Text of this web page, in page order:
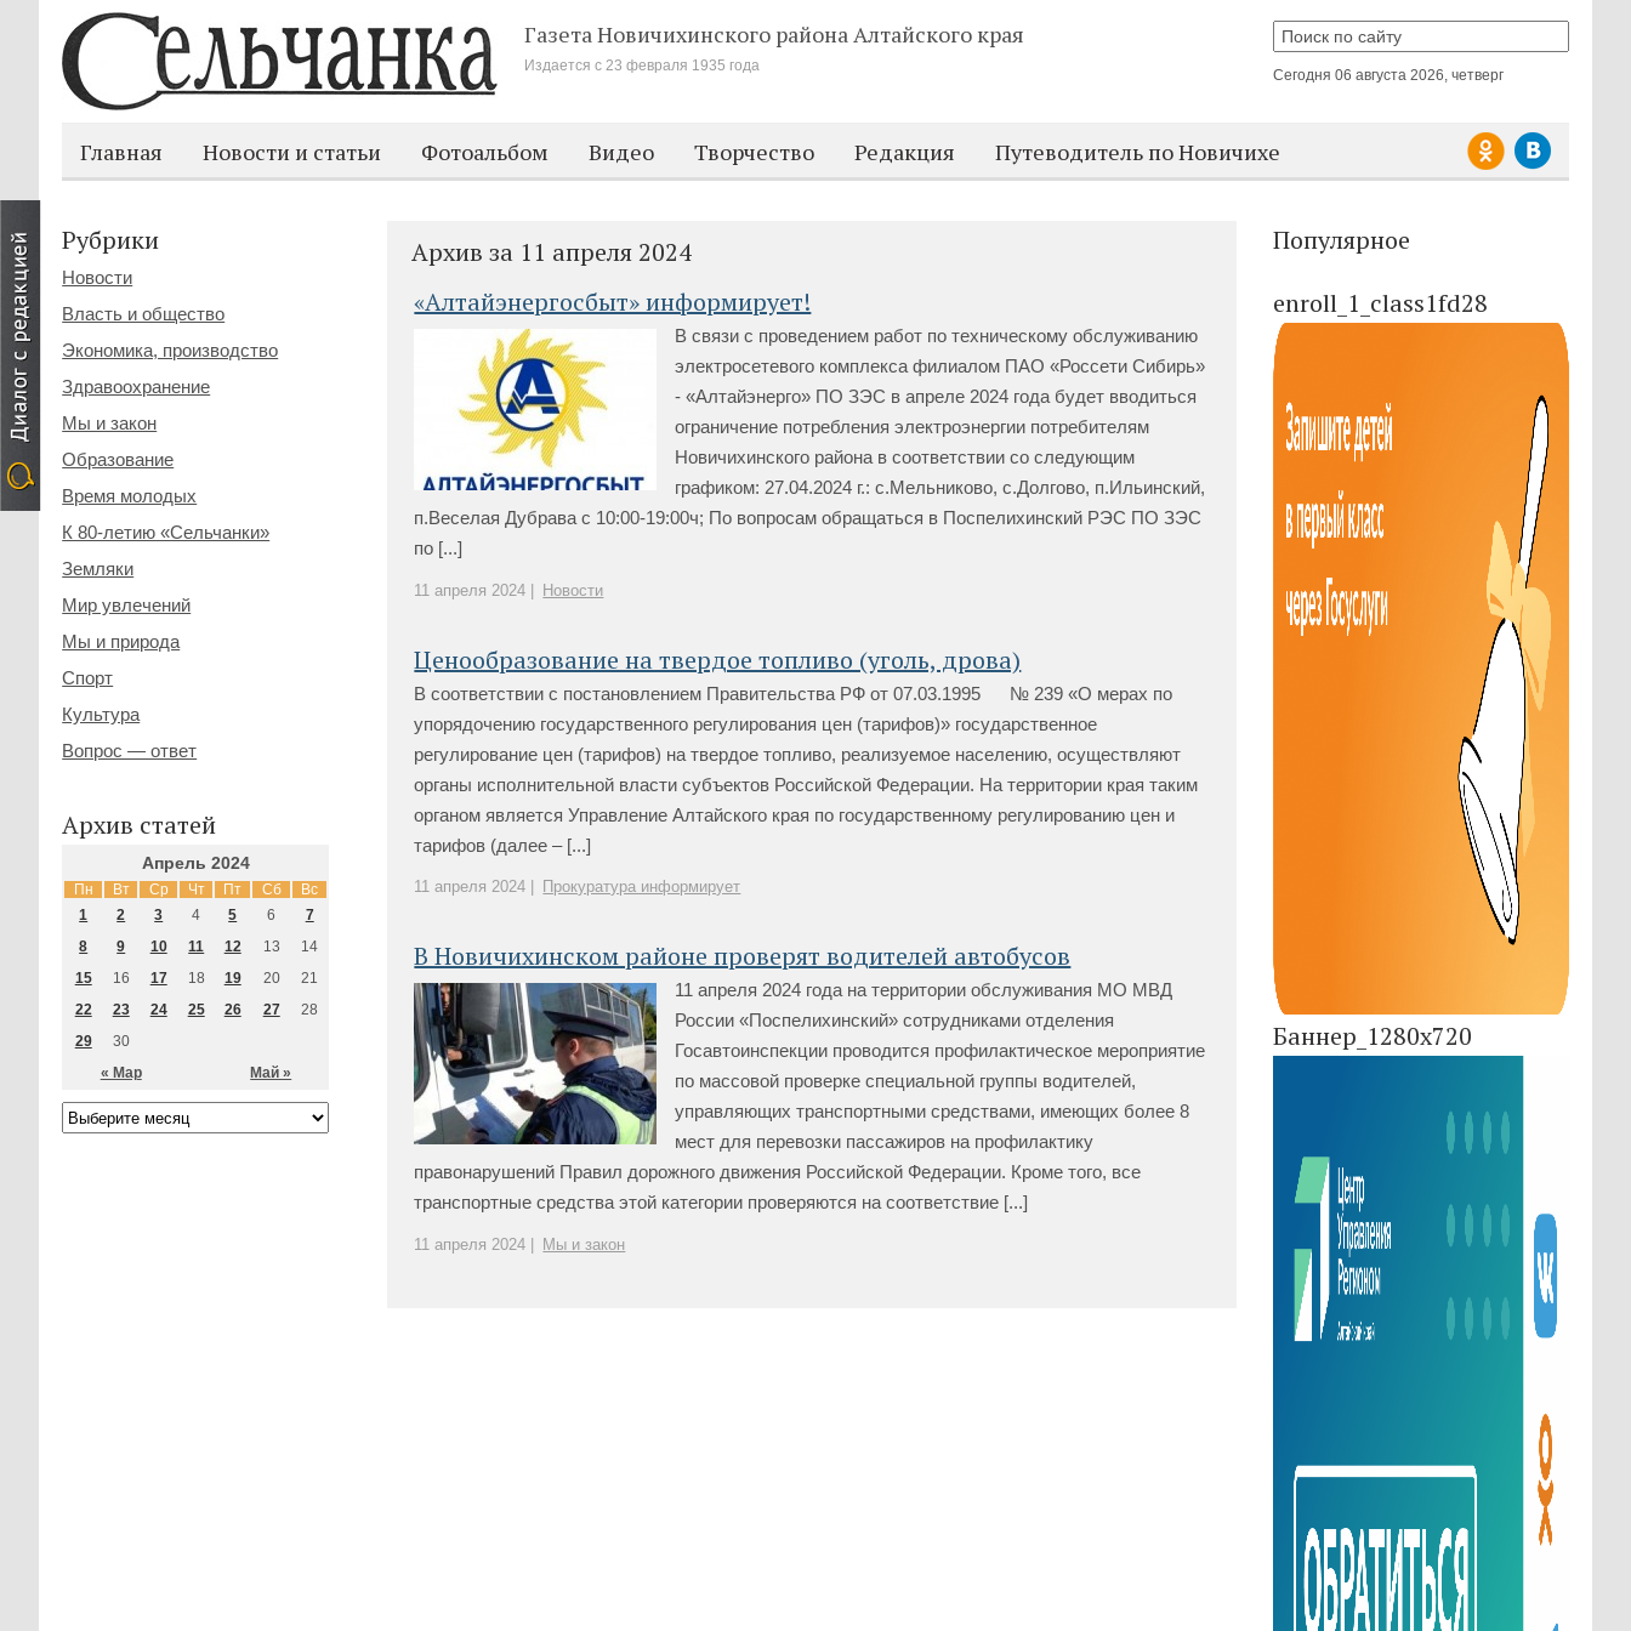
Газета Новичихинского районаАлтайского края
Издается с 23 февраля 1935 года
Сегодня 06 августа 2026, четверг
Главная Новости и статьи Фотоальбом Видео Творчество Редакция Путеводитель по Новичихе
Популярное
enroll_1_class1fd28
Баннер_1280x720
Архив за 11 апреля 2024
«Алтайэнергосбыт» информирует!
В связи с проведением работ по техническому обслуживанию
электросетевого комплекса филиалом ПАО «Россети Сибирь»
- «Алтайэнерго» ПО ЗЭС в апреле 2024 года будет вводиться
ограничение потребления электроэнергии потребителям
Новичихинского района в соответствии со следующим
графиком: 27.04.2024 г.: с.Мельниково, с.Долгово, п.Ильинский,
п.Веселая Дубрава с 10:00-19:00ч; По вопросам обращаться в Поспелихинский РЭС ПО ЗЭС
по [...]
11 апреля 2024 | Новости
Ценообразование на твердое топливо (уголь, дрова)
В соответствии с постановлением Правительства РФ от 07.03.1995 № 239 «О мерах по
упорядочению государственного регулирования цен (тарифов)» государственное
регулирование цен (тарифов) на твердое топливо, реализуемое населению, осуществляют
органы исполнительной власти субъектов Российской Федерации. На территории края таким
органом является Управление Алтайского края по государственному регулированию цен и
тарифов (далее – [...]
11 апреля 2024 | Прокуратура информирует
В Новичихинском районе проверят водителей автобусов
11 апреля 2024 года на территории обслуживания МО МВД
России «Поспелихинский» сотрудниками отделения
Госавтоинспекции проводится профилактическое мероприятие
по массовой проверке специальной группы водителей,
управляющих транспортными средствами, имеющих более 8
мест для перевозки пассажиров на профилактику
правонарушений Правил дорожного движения Российской Федерации. Кроме того, все
транспортные средства этой категории проверяются на соответствие [...]
11 апреля 2024 | Мы и закон
Рубрики
Новости
Власть и общество
Экономика, производство
Здравоохранение
Мы и закон
Образование
Время молодых
К 80-летию «Сельчанки»
Земляки
Мир увлечений
Мы и природа
Спорт
Культура
Вопрос — ответ
Архив статей
Апрель 2024
Пн Вт Ср Чт Пт Сб Вс
« Мар Май »
1 2 3 4 5 6
7
8
9 10 11 12 13
14
15
16 17 18 19 20
21
22
23 24 25 26 27
28
29
30